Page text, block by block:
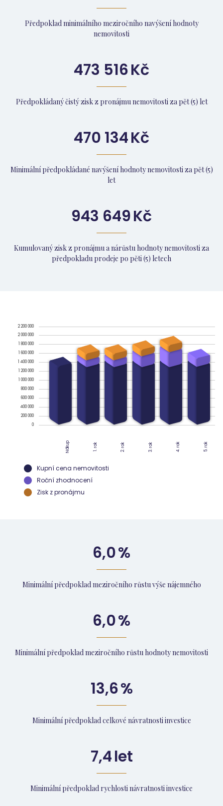
Předpoklad minimálního meziročního navýšení hodnoty
nemovitosti
473 516Kč
Předpokládaný čistý zisk z pronájmu nemovitosti za pět (5) let
470 134Kč
Minimální předpokládané navýšení hodnoty nemovitosti za pět (5)
let
943 649Kč
Kumulovaný zisk z pronájmu a nárůstu hodnoty nemovitosti za
předpokladu prodeje po pěti (5) letech
0
200 000
400 000
600 000
800 000
1 000 000
1 200 000
1 400 000
1 600 000
1 800 000
2 000 000
2 200 000
Nákup 1. rok 2. rok 3. rok 4. rok 5. rok
Kupní cena nemovitosti
Roční zhodnocení
Zisk z pronájmu
6,0%
Minimální předpoklad meziročního růstu výše nájemného
6,0%
Minimální předpoklad meziročního růstu hodnoty nemovitosti
13,6%
Minimální předpoklad celkové návratnosti investice
7,4let
Minimální předpoklad rychlosti návratnosti investice